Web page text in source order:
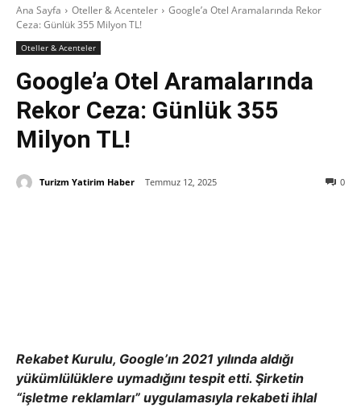
Ana Sayfa Oteller & Acenteler
Google’a Otel Aramalarında Rekor
Ceza: Günlük 355 Milyon TL!
Oteller & Acenteler
Google’a Otel Aramalarında
Rekor Ceza: Günlük 355
Milyon TL!
0
Turizm Yatirim Haber Temmuz 12, 2025
Rekabet Kurulu, Google’ın 2021 yılında aldığı
yükümlülüklere uymadığını tespit etti. Şirketin
“işletme reklamları” uygulamasıyla rekabeti ihlal